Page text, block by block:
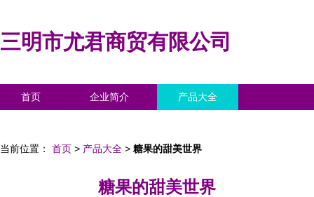
三明市尤君商贸有限公司
首页 企业简介 产品大全
当前位置： 首页 > 产品大全 > 糖果的甜美世界
糖果的甜美世界